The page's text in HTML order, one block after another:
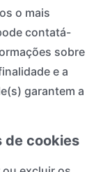
o mais
contatá-
sobre
e a
garantem a
de cookies